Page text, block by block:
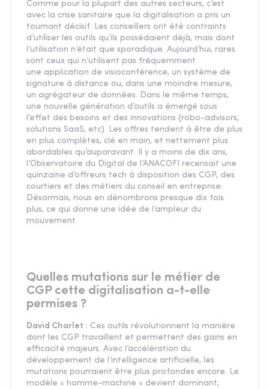
Comme pour la plupart des autres secteurs, c’est
avec la crise sanitaire que la digitalisation a pris un
tournant décisif. Les conseillers ont été contraints
d’utiliser les outils qu’ils possédaient déjà, mais dont
l’utilisation n’était que sporadique. Aujourd’hui, rares
sont ceux qui n’utilisent pas fréquemment
une application de visioconférence, un système de
signature à distance ou, dans une moindre mesure,
un agrégateur de données. Dans le même temps,
une nouvelle génération d’outils a émergé sous
l’effet des besoins et des innovations (robo-advisors,
solutions SaaS, etc). Les offres tendent à être de plus
en plus complètes, clé en main, et nettement plus
abordables qu’auparavant. Il y a moins de dix ans,
l’Observatoire du Digital de l’ANACOFI recensait une
quinzaine d’offreurs tech à disposition des CGP, des
courtiers et des métiers du conseil en entreprise.
Désormais, nous en dénombrons presque dix fois
plus, ce qui donne une idée de l’ampleur du
mouvement.
Quelles mutations sur le métier de
CGP cette digitalisation a-t-elle
permises ?
David Charlet : Ces outils révolutionnent la manière
dont les CGP travaillent et permettent des gains en
efficacité majeurs. Avec l’accélération du
développement de l’intelligence artificielle, les
mutations pourraient être plus profondes encore. Le
modèle « homme-machine » devient dominant,